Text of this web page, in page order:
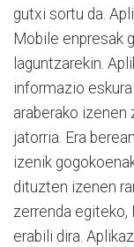
gutxi sortu da.
Mobile enpresak
laguntzarekin.
informazio
araberako izenen
jatorria. Era
izenik
dituzten izenen
zerrenda egiteko,
erabili dira.